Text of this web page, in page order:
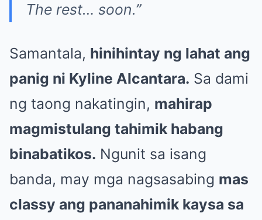
The rest… soon.”
Samantala, hinihintay ng lahat ang
panig ni Kyline Alcantara. Sa dami
ng taong nakatingin, mahirap
magmistulang tahimik habang
binabatikos. Ngunit sa isang
banda, may mga nagsasabing mas
classy ang pananahimik kaysa sa